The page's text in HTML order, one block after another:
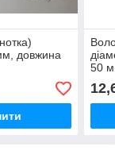
довжина
50